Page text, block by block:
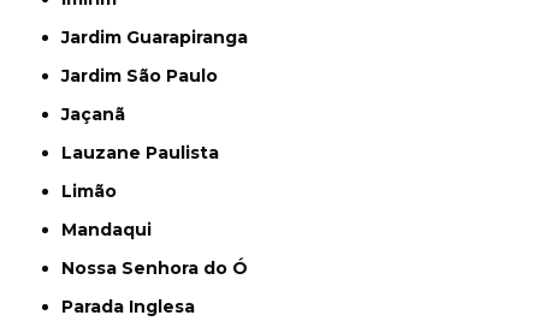
Jardim Guarapiranga
Jardim São Paulo
Jaçanã
Lauzane Paulista
Limão
Mandaqui
Nossa Senhora do Ó
Parada Inglesa